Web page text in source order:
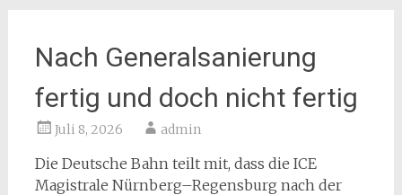
Nach Generalsanierung
fertig und doch nicht fertig
Juli 8, 2026 admin
Die Deutsche Bahn teilt mit, dass die ICE
Magistrale Nürnberg–Regensburg nach der